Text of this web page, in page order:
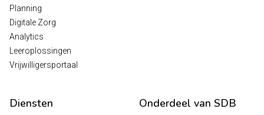
Planning
Digitale Zorg
Analytics
Leeroplossingen
Vrijwilligersportaal
Diensten Onderdeel van SDB